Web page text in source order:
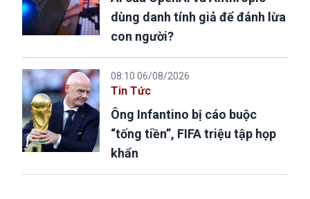
dùng danh tính giả để đánh lừa
con người?
08:10 06/08/2026
Tin Tức
Ông Infantino bị cáo buộc
“tống tiền”, FIFA triệu tập họp
khẩn